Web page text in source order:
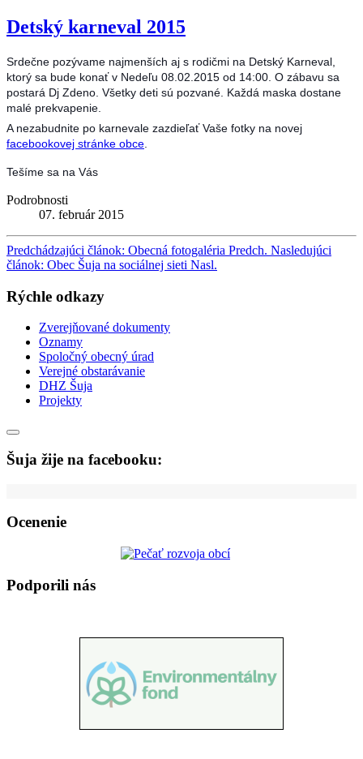
Detský karneval 2015
Srdečne pozývame najmenších aj s rodičmi na Detský Karneval,
ktorý sa bude konať v Nedeľu 08.02.2015 od 14:00. O zábavu sa
postará Dj Zdeno. Všetky deti sú pozvané. Každá maska dostane
malé prekvapenie.
A nezabudnite po karnevale zazdieľať Vaše fotky na novej
facebookovej stránke obce
Tešíme sa na Vás
Podrobnosti
07. február 2015
Predchádzajúci článok: Obecná fotogaléria Predch. Nasledujúci
článok: Obec Šuja na sociálnej sieti Nasl.
Rýchle odkazy
Zverejňované dokumenty
Oznamy
Spoločný obecný úrad
Verejné obstarávanie
DHZ Šuja
Projekty
Šuja žije na facebooku:
Ocenenie
Podporili nás